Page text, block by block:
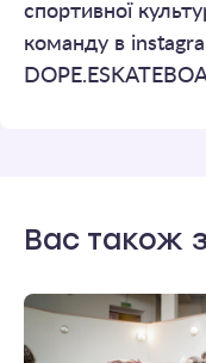
спортивної
команду в
Вас також